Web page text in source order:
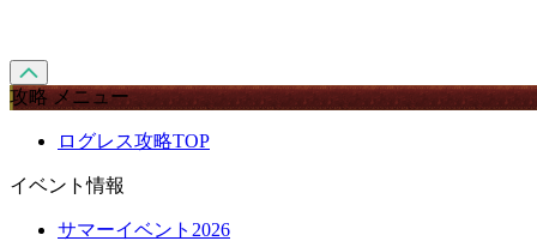
攻略 メニュー
ログレス攻略TOP
イベント情報
サマーイベント2026